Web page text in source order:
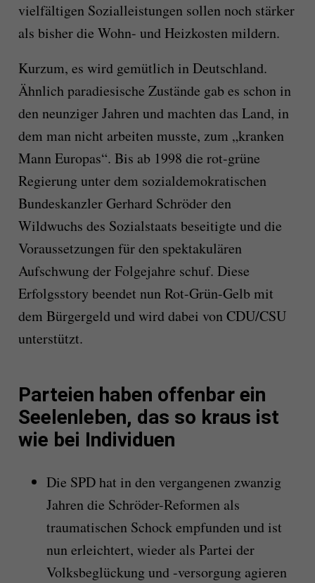
vielfältigen Sozialleistungen sollen noch stärker
als bisher die Wohn- und Heizkosten mildern.
Kurzum, es wird gemütlich in Deutschland.
Ähnlich paradiesische Zustände gab es schon in
den neunziger Jahren und machten das Land, in
dem man nicht arbeiten musste, zum „kranken
Mann Europas“. Bis ab 1998 die rot-grüne
Regierung unter dem sozialdemokratischen
Bundeskanzler Gerhard Schröder den
Wildwuchs des Sozialstaats beseitigte und die
Voraussetzungen für den spektakulären
Aufschwung der Folgejahre schuf. Diese
Erfolgsstory beendet nun Rot-Grün-Gelb mit
dem Bürgergeld und wird dabei von CDU/CSU
unterstützt.
Parteien haben offenbar ein
Seelenleben, das so kraus ist
wie bei Individuen
Die SPD hat in den vergangenen zwanzig
Jahren die Schröder-Reformen als
traumatischen Schock empfunden und ist
nun erleichtert, wieder als Partei der
Volksbeglückung und -versorgung agieren